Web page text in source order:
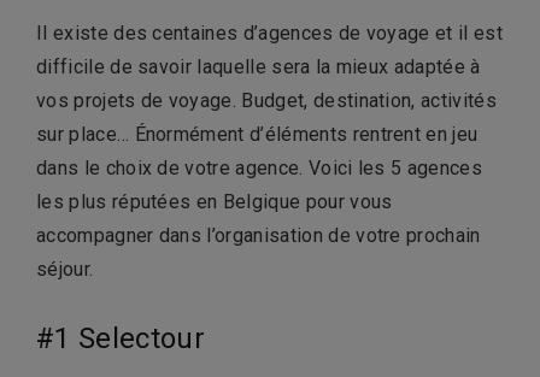
Il existe des centaines d’agences de voyage et il est
difficile de savoir laquelle sera la mieux adaptée à
vos projets de voyage. Budget, destination, activités
sur place… Énormément d’éléments rentrent en jeu
dans le choix de votre agence. Voici les 5 agences
les plus réputées en Belgique pour vous
accompagner dans l’organisation de votre prochain
séjour.
#1 Selectour